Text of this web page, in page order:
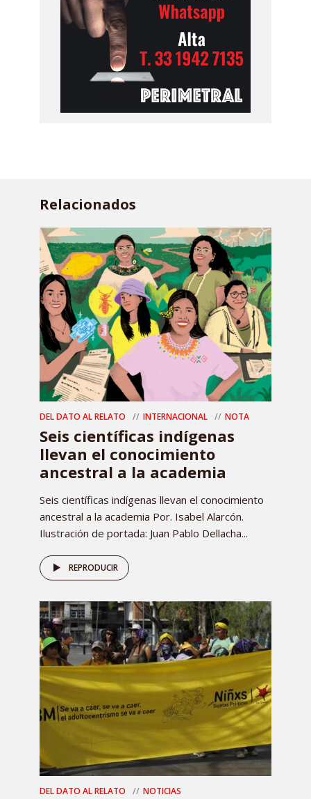
Relacionados
DEL DATO AL RELATO INTERNACIONAL NOTA
Seis científicas indígenas
llevan el conocimiento
ancestral a la academia
Seis científicas indígenas llevan el conocimiento
ancestral a la academia Por. Isabel Alarcón.
Ilustración de portada: Juan Pablo Dellacha...
REPRODUCIR
DEL DATO AL RELATO NOTICIAS